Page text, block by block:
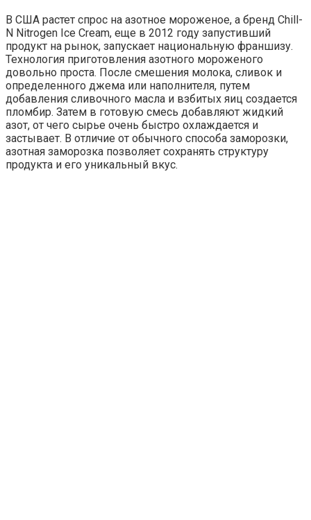
В США растет спрос на азотное мороженое, а бренд Chill-
N Nitrogen Ice Cream, еще в 2012 году запустивший
продукт на рынок, запускает национальную франшизу.
Технология приготовления азотного мороженого
довольно проста. После смешения молока, сливок и
определенного джема или наполнителя, путем
добавления сливочного масла и взбитых яиц создается
пломбир. Затем в готовую смесь добавляют жидкий
азот, от чего сырье очень быстро охлаждается и
застывает. В отличие от обычного способа заморозки,
азотная заморозка позволяет сохранять структуру
продукта и его уникальный вкус.